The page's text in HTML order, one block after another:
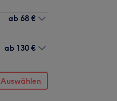
ab 68 €
ab 130 €
Auswählen